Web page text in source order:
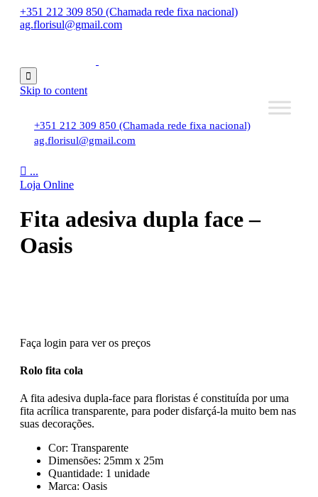
+351 212 309 850 (Chamada rede fixa nacional)
ag.florisul@gmail.com

Skip to content
+351 212 309 850 (Chamada rede fixa nacional)
ag.florisul@gmail.com
 ...
Loja Online
Fita adesiva dupla face –
Oasis
Faça login para ver os preços
Rolo fita cola
A fita adesiva dupla-face para floristas é constituída por uma
fita acrílica transparente, para poder disfarçá-la muito bem nas
suas decorações.
Cor: Transparente
Dimensões: 25mm x 25m
Quantidade: 1 unidade
Marca: Oasis